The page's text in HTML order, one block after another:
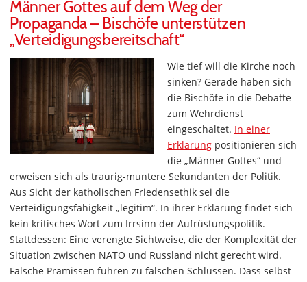
Männer Gottes auf dem Weg der
Propaganda – Bischöfe unterstützen
„Verteidigungsbereitschaft“
Wie tief will die Kirche noch
sinken? Gerade haben sich
die Bischöfe in die Debatte
zum Wehrdienst
eingeschaltet. In einer
Erklärung positionieren sich
die „Männer Gottes“ und
erweisen sich als traurig-muntere Sekundanten der Politik.
Aus Sicht der katholischen Friedensethik sei die
Verteidigungsfähigkeit „legitim“. In ihrer Erklärung findet sich
kein kritisches Wort zum Irrsinn der Aufrüstungspolitik.
Stattdessen: Eine verengte Sichtweise, die der Komplexität der
Situation zwischen NATO und Russland nicht gerecht wird.
Falsche Prämissen führen zu falschen Schlüssen. Dass selbst